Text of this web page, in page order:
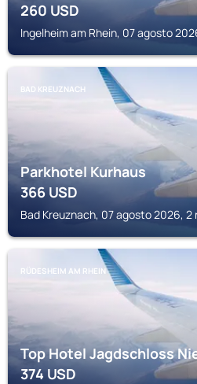
260USD
Ingelheim am Rhein, 07 agosto
BAD KREUZNACH
Parkhotel Kurhaus
366USD
Bad Kreuznach, 07 agosto 2026, 2
RÜDESHEIM AM RHEIN
Top Hotel Jagdschloss
374USD